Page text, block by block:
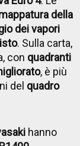
della
dei vapori
. Sulla carta,
con quadranti
, è più
del quadro
hanno